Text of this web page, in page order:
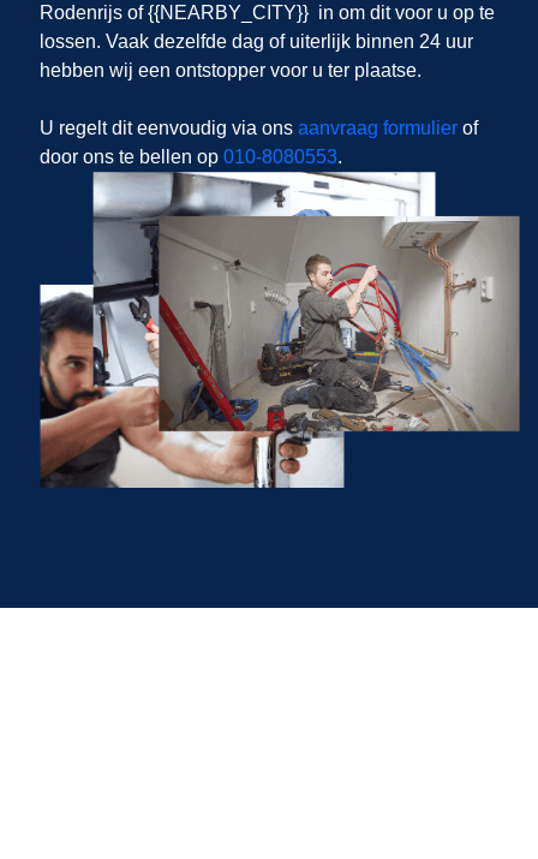
Rodenrijs of {{NEARBY_CITY}} in om dit voor u op te
lossen. Vaak dezelfde dag of uiterlijk binnen 24 uur
hebben wij een ontstopper voor u ter plaatse.
U regelt dit eenvoudig via ons aanvraag formulierof
door ons te bellen op 010-8080553.